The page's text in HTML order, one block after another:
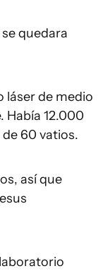
quedara
láser de medio
Había 12.000
60 vatios.
así que